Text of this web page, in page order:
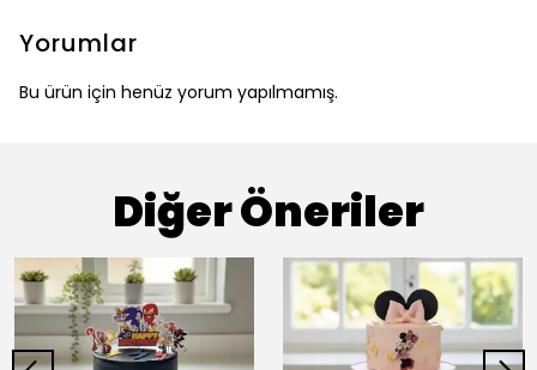
Yorumlar
Bu ürün için henüz yorum yapılmamış.
Diğer Öneriler